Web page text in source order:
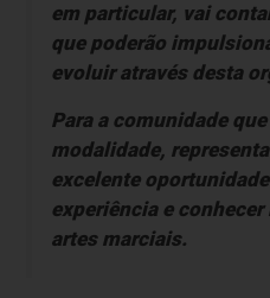
em particular, vai
que poderão
evoluir através desta
Para a comunidade
modalidade,
excelente
experiência e
artes marciais.